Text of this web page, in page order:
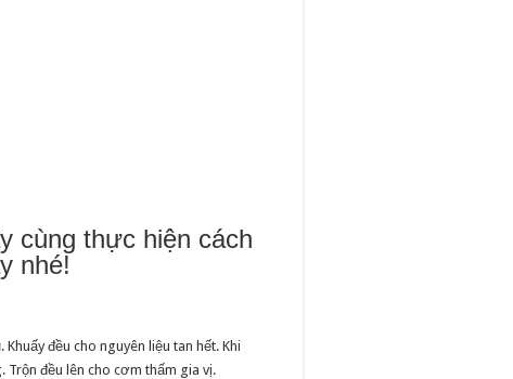
cùng thực hiện cách
nhé!
đều cho nguyên liệu tan hết. Khi
Trộn đều lên cho cơm thấm gia vị.